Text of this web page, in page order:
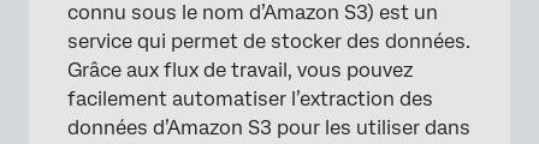
données à partir d’Amazon S3
connu sous le nom d’Amazon S3) est un
service qui permet de stocker des données.
Grâce aux flux de travail, vous pouvez
facilement automatiser l’extraction des
données d’Amazon S3 pour les utiliser dans